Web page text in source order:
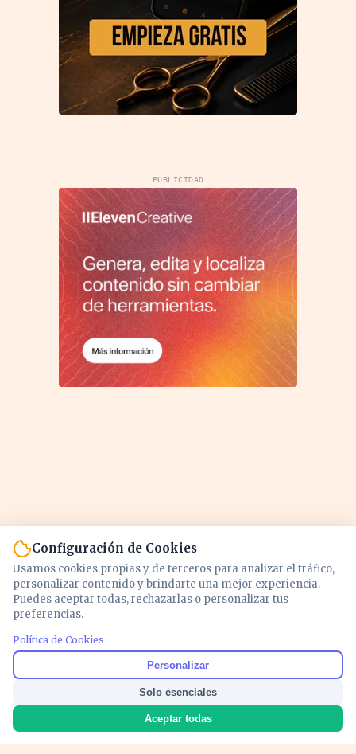
PUBLICIDAD
Noticias y análisis de economía, mercados,
inversión y política. Información actualizada
para entender lo que mueve tu dinero y tu
país.
Configuración de Cookies
Usamos cookies propias y de terceros para analizar el tráfico,
personalizar contenido y brindarte una mejor experiencia.
Puedes aceptar todas, rechazarlas o personalizar tus
preferencias.
Política de Cookies
Personalizar
Solo esenciales
Aceptar todas